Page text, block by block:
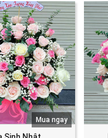
Mua ngay